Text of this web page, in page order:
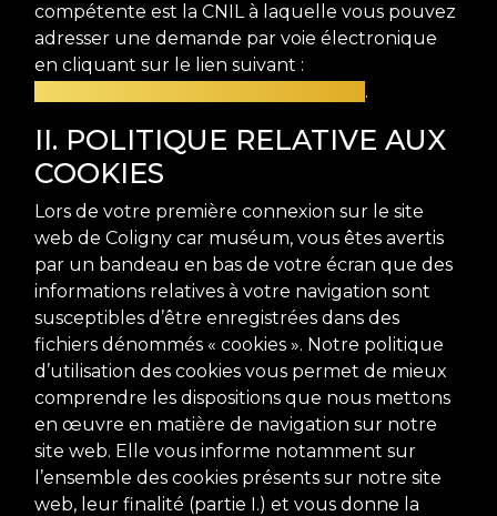
compétente est la CNIL à laquelle vous pouvez
adresser une demande par voie électronique
en cliquant sur le lien suivant :
.
II. POLITIQUE RELATIVE AUX
COOKIES
Lors de votre première connexion sur le site
web de Coligny car muséum, vous êtes avertis
par un bandeau en bas de votre écran que des
informations relatives à votre navigation sont
susceptibles d’être enregistrées dans des
fichiers dénommés « cookies ». Notre politique
d’utilisation des cookies vous permet de mieux
comprendre les dispositions que nous mettons
en œuvre en matière de navigation sur notre
site web. Elle vous informe notamment sur
l’ensemble des cookies présents sur notre site
web, leur finalité (partie I.) et vous donne la